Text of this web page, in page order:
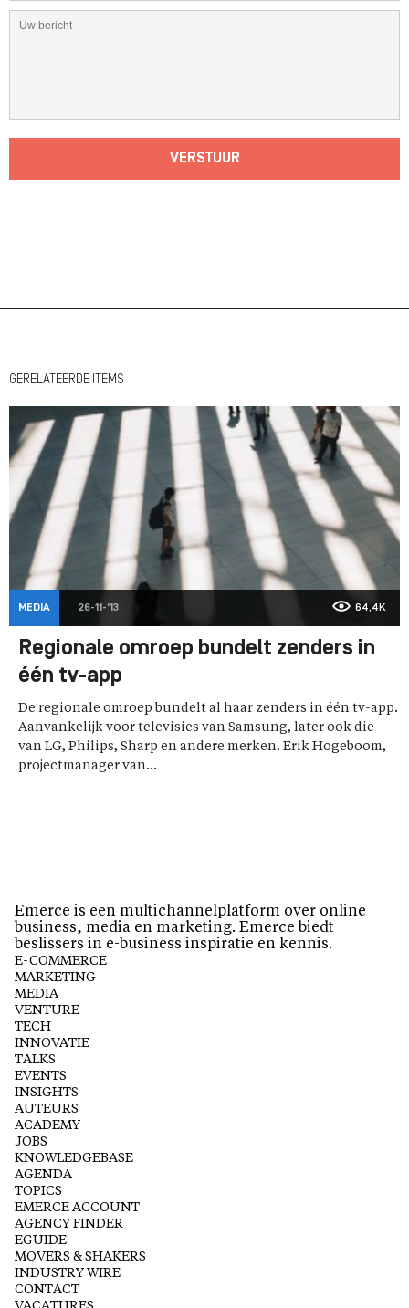
VERSTUUR
GERELATEERDE ITEMS
MEDIA 26-11-'13 64,4K
Regionale omroep bundelt zenders in
één tv-app
De regionale omroep bundelt al haar zenders in één tv-app.
Aanvankelijk voor televisies van Samsung, later ook die
van LG, Philips, Sharp en andere merken. Erik Hogeboom,
projectmanager van...
Emerce is een multichannelplatform over online
business, media en marketing. Emerce biedt
beslissers in e-business inspiratie en kennis.
E-COMMERCE
MARKETING
MEDIA
VENTURE
TECH
INNOVATIE
TALKS
EVENTS
INSIGHTS
AUTEURS
ACADEMY
JOBS
KNOWLEDGEBASE
AGENDA
TOPICS
EMERCE ACCOUNT
AGENCY FINDER
EGUIDE
MOVERS & SHAKERS
INDUSTRY WIRE
CONTACT